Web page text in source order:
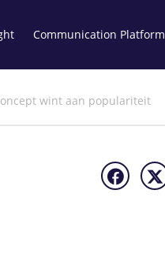
Communication Platform
wint aan populariteit